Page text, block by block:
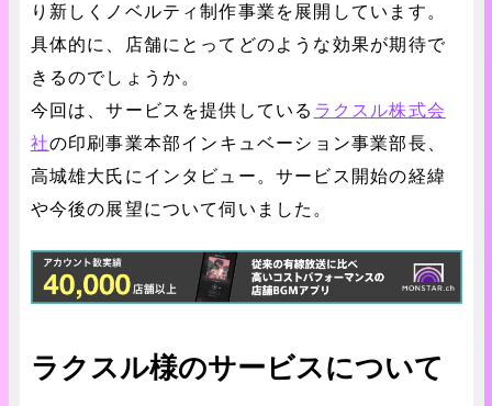
り新しくノベルティ制作事業を展開しています。
具体的に、店舗にとってどのような効果が期待で
きるのでしょうか。
今回は、サービスを提供している ラクスル株式会
社の印刷事業本部インキュベーション事業部長、
高城雄大氏にインタビュー。サービス開始の経緯
や今後の展望について伺いました。
ラクスル様のサービスについて